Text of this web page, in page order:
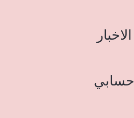
الاخبار
حسابي